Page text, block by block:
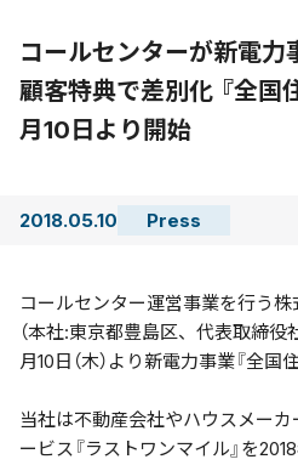
コールセンターが新電力
顧客特典で差別化 『全
月10日より開始
2018.05.10 Press
コールセンター運営事業を行う
（本社:東京都豊島区、代表取締役
月10日（木）より新電力事業『全国
当社は不動産会社やハウスメーカ
ービス『ラストワンマイル』を